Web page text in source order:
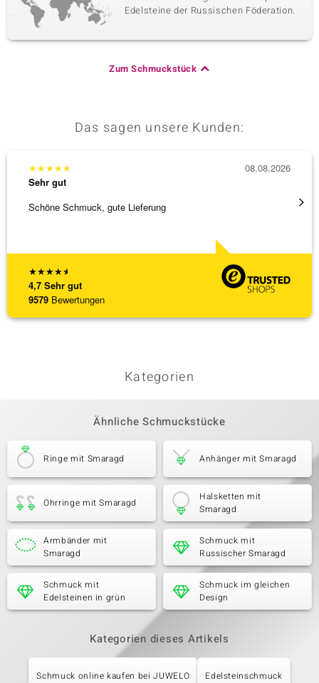
Edelsteine der Russischen Föderation.
Zum Schmuckstück
Das sagen unsere Kunden:
★★★★★
4,7 Sehr gut
9579 Bewertungen
★★★★★
Sehr gut
Schöne Schmuck, gute Lieferung
08.08.2026
Kategorien
Ähnliche Schmuckstücke
Ringe mit Smaragd Anhänger mit Smaragd
Ohrringe mit Smaragd
Halsketten mit
Smaragd
Armbänder mit
Smaragd
Schmuck mit
Russischer Smaragd
Schmuck mit
Edelsteinen in grün
Schmuck im gleichen
Design
Kategorien dieses Artikels
Schmuck online kaufen bei JUWELO Edelsteinschmuck